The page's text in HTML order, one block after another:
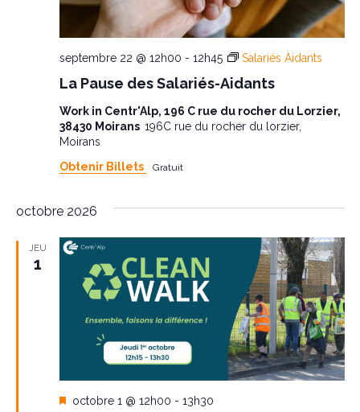
La Pause des Salariés-Aidants
septembre 22 @ 12h00 - 12h45 Salariés Aidants
Work in Centr'Alp, 196 C rue du rocher du Lorzier,
38430 Moirans 196C rue du rocher du lorzier,
Moirans
Obtenir Billets
Gratuit
octobre 2026
JEU
1
M
octobre 1 @ 12h00 - 13h30